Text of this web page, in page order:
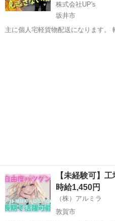
株式会社UP's
坂井市
主に個人宅軽貨物配送になります。
【未経験可】
時給1,450円
（株）アルミラ
敦賀市